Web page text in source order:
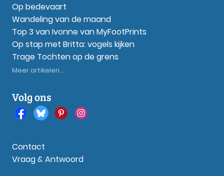
Op bedevaart
Wandeling van de maand
Top 3 van Ivonne van MyFootPrints
Op stap met Britta: vogels kijken
Trage Tochten op de grens
Meer artikelen...
Volg ons
Contact
Vraag & Antwoord